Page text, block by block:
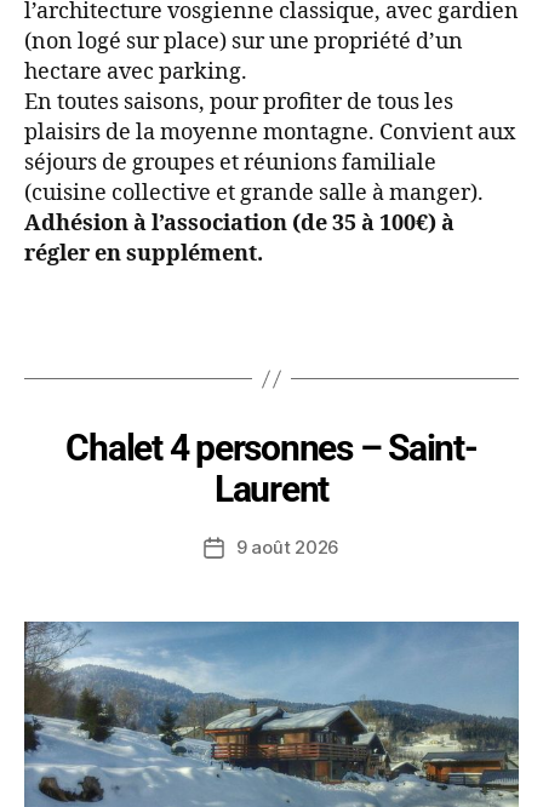
l’architecture vosgienne classique, avec gardien
(non logé sur place) sur une propriété d’un
hectare avec parking.
En toutes saisons, pour profiter de tous les
plaisirs de la moyenne montagne. Convient aux
séjours de groupes et réunions familiale
(cuisine collective et grande salle à manger).
Adhésion à l’association (de 35 à 100€) à
régler en supplément.
Chalet 4 personnes – Saint-
Laurent
9 août 2026